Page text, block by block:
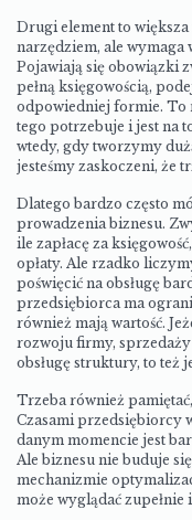
Drugi element to
narzędziem, ale wymaga
Pojawiają się obowiązki
pełną księgowością,
odpowiedniej formie. To
tego potrzebuje i jest na
wtedy, gdy tworzymy
jesteśmy zaskoczeni, że
Dlatego bardzo często
prowadzenia biznesu.
ile zapłacę za
opłaty. Ale rzadko
poświęcić na obsługę
przedsiębiorca ma
również mają wartość.
rozwoju firmy,
obsługę struktury, to też
Trzeba również
Czasami przedsiębiorcy
danym momencie jest
Ale biznesu nie buduje
mechanizmie
może wyglądać zupełnie